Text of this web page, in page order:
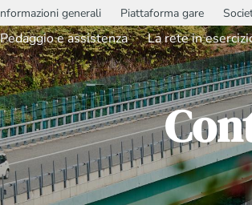
generali Piattaforma gare
Pedaggio e assistenza La rete in